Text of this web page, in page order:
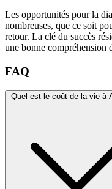
Les opportunités pour la
nombreuses, que ce soit
retour. La clé du succès
une bonne compréhension
FAQ
Quel est le coût de la vie à